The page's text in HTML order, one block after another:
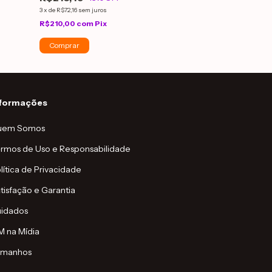
3x de R$72,16 sem juros
R$210,00 com Pix
Comprar
Somos
de Uso e Responsabilidade
de Privacidade
e Garantia
na Mídia